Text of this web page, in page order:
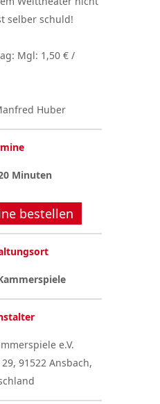
selber schuld!
Mgl: 1,50 € /
Huber
Minuten
bestellen
e.V.
91522 Ansbach,